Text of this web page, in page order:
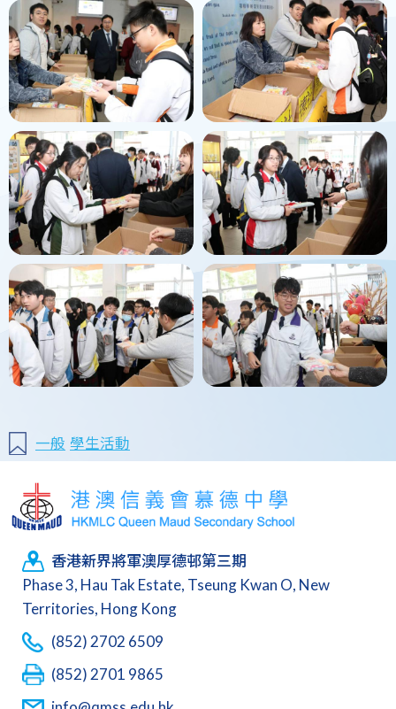
一般 學生活動
香港新界將軍澳厚德邨第三期
Phase 3, Hau Tak Estate, Tseung Kwan O, New
Territories, Hong Kong
(852) 2702 6509
(852) 2701 9865